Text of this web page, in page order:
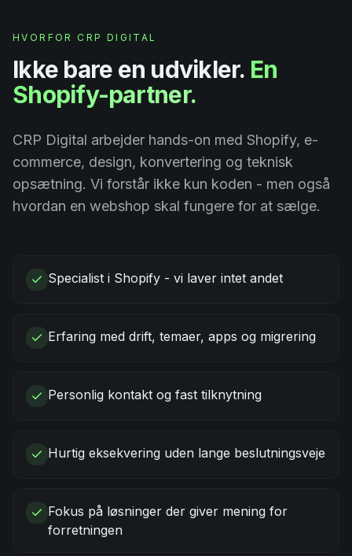
HVORFOR CRP DIGITAL
Ikke bare en udvikler. En
Shopify-partner.
CRP Digital arbejder hands-on med Shopify, e-
commerce, design, konvertering og teknisk
opsætning. Vi forstår ikke kun koden - men også
hvordan en webshop skal fungere for at sælge.
Specialist i Shopify - vi laver intet andet
Erfaring med drift, temaer, apps og migrering
Personlig kontakt og fast tilknytning
Hurtig eksekvering uden lange beslutningsveje
Fokus på løsninger der giver mening for
forretningen